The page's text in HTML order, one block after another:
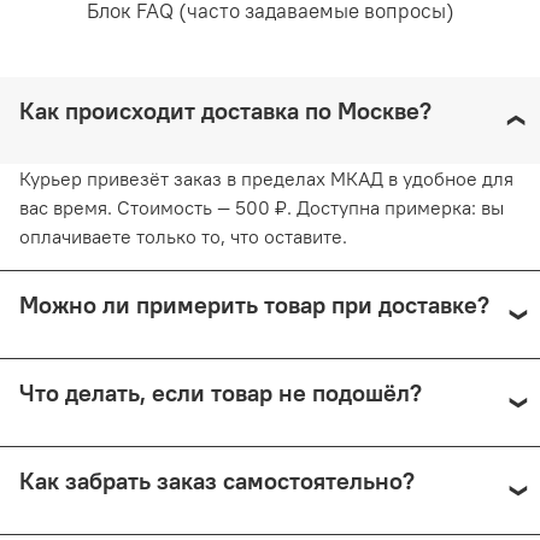
не превышающей 30 градусов. Любое отбеливание
недопустимо и навредит ткани. Отжимайте белье
руками, не применяя силу. Глажка запрещена. Сушить
белье желательно в вертикальном положении, не
используя барабанную сушку. Придерживаясь
рекомендаций, вы продлите жизнь белью и сохраните
его эстетический вид.
Блок FAQ (часто задаваемые вопросы)
Как происходит доставка по Москве?
Курьер привезёт заказ в пределах МКАД в удобное для
вас время. Стоимость — 500 ₽. Доступна примерка: вы
оплачиваете только то, что оставите.
Можно ли примерить товар при доставке?
СДЭК с примеркой. Первые 15 минут — бесплатно.
Что делать, если товар не подошёл?
Почтой России (в этом случае возврат невозможен).
Как забрать заказ самостоятельно?